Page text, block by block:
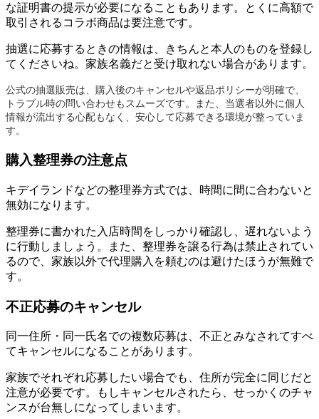
な証明書の提示が必要になることもあります。とくに高額で
取引されるコラボ商品は要注意です。
抽選に応募するときの情報は、きちんと本人のものを登録し
てくださいね。家族名義だと受け取れない場合があります。
公式の抽選販売は、購入後のキャンセルや返品ポリシーが明確で、
トラブル時の問い合わせもスムーズです。また、当選者以外に個人
情報が流出する心配もなく、安心して応募できる環境が整っていま
す。
購入整理券の注意点
キデイランドなどの整理券方式では、時間に間に合わないと
無効になります。
整理券に書かれた入店時間をしっかり確認し、遅れないよう
に行動しましょう。また、整理券を譲る行為は禁止されてい
るので、家族以外で代理購入を頼むのは避けたほうが無難で
す。
不正応募のキャンセル
同一住所・同一氏名での複数応募は、不正とみなされてすべ
てキャンセルになることがあります。
家族でそれぞれ応募したい場合でも、住所が完全に同じだと
注意が必要です。もしキャンセルされたら、せっかくのチャ
ンスが台無しになってしまいます。